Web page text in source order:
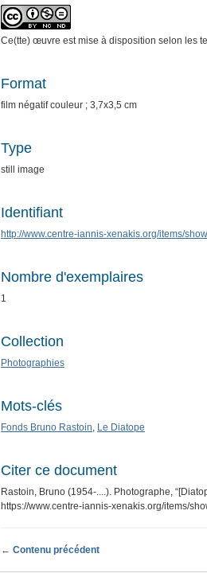
Ce(tte) œuvre est mise à disposition selon les
Format
film négatif couleur ; 3,7x3,5 cm
Type
still image
Identifiant
http://www.centre-iannis-xenakis.org/items/
Nombre d'exemplaires
1
Collection
Photographies
Mots-clés
Fonds Bruno Rastoin, Le Diatope
Citer ce document
Rastoin, Bruno (1954-....). Photographe,
https://www.centre-iannis-xenakis.org/items/
← Contenu précédent